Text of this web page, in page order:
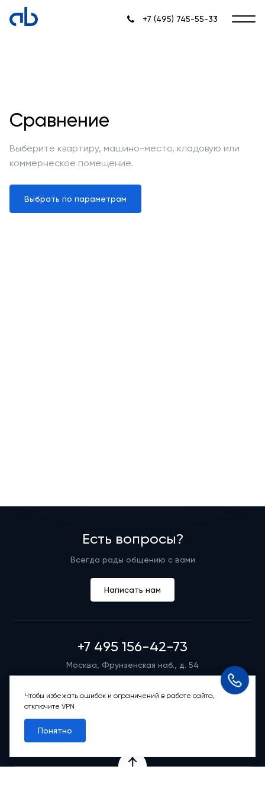
+7 (495) 745-55-33
Сравнение
Выберите квартиру, машино-место, кладовую или
коммерческое помещение.
Выбрать по параметрам
Есть вопросы?
Всегда рады общению с вами
Написать нам
+7 495 156-42-73
Москва, Фрунзенская наб., д. 54
Пн-вс: 9:00 – 21:00
Чтобы избежать ошибок и ограничений в работе сайта,
отключите VPN
Понятно